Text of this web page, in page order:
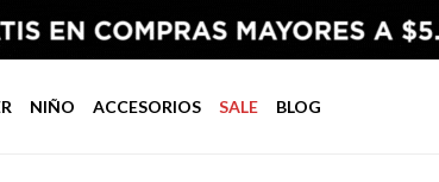
NIÑO ACCESORIOS SALE BLOG